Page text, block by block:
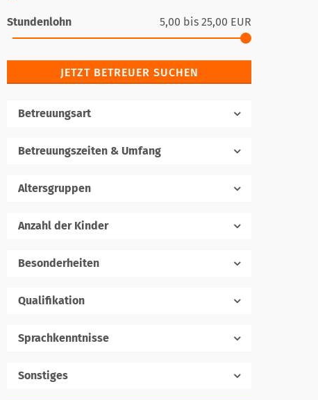
Stundenlohn 5,00 bis 25,00 EUR
JETZT BETREUER SUCHEN
Betreuungsart
Betreuungszeiten & Umfang
Altersgruppen
Anzahl der Kinder
Besonderheiten
Qualifikation
Sprachkenntnisse
Sonstiges